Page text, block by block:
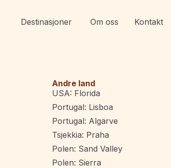
Destinasjoner Om oss Kontakt
Andre land
USA: Florida
Portugal: Lisboa
Portugal: Algarve
Tsjekkia: Praha
Polen: Sand Valley
Polen: Sierra